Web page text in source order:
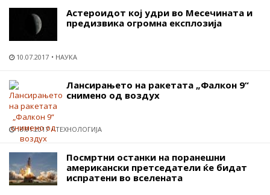
Астероидот кој удри во Месечината и
предизвика огромна експлозија
10.07.2017 НАУКА
Лансирањето на ракетата „Фалкон 9“
снимено од воздух
18.01.2017 ТЕХНОЛОГИЈА
Посмртни останки на поранешни
американски претседатели ќе бидат
испратени во вселената